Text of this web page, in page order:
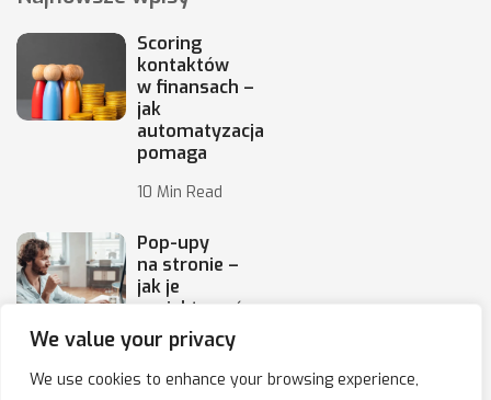
We value your privacy
We use cookies to enhance your browsing experience,
Scoring
kontaktów
w finansach –
jak
automatyzacja
pomaga
10 Min Read
Pop-upy
na stronie –
jak je
projektować,
by
10 Min Read